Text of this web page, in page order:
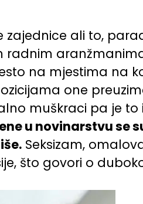
ali to,
na mjestima na
one
muškraci pa je
u novinarstvu se
Seksizam,
što govori o